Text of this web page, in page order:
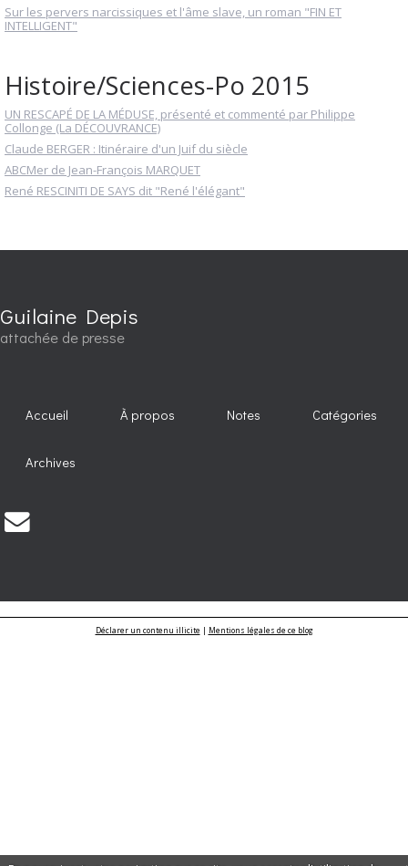
Sur les pervers narcissiques et l'âme slave, un roman "FIN ET
INTELLIGENT"
Histoire/Sciences-Po 2015
UN RESCAPÉ DE LA MÉDUSE, présenté et commenté par Philippe
Collonge (La DÉCOUVRANCE)
Claude BERGER : Itinéraire d'un Juif du siècle
ABCMer de Jean-François MARQUET
René RESCINITI DE SAYS dit "René l'élégant"
Guilaine Depis
attachée de presse
Accueil À propos Notes Catégories
Archives
Déclarer un contenu illicite| Mentions légales de ce blog